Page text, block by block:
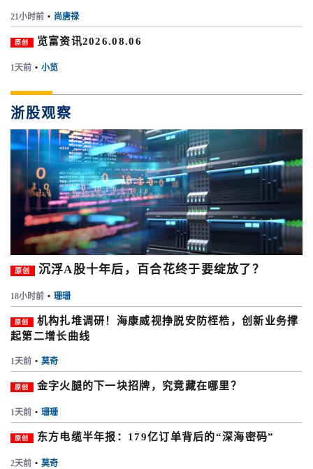
21小时前 • 尚唐禄
原创 览富资讯2026.08.06
1天前 • 小览
浙股观察
原创 沉浮A股十年后，百合花终于要绽放了？
18小时前 • 珊珊
原创
机构扎堆调研！海康威视挣脱安防桎梏，创新业务撑
起第二增长曲线
1天前 • 莫奇
原创 金字火腿的下一块招牌，究竟藏在哪里？
1天前 • 珊珊
原创 东方电缆半年报：179亿订单背后的“深海密码”
2天前 • 莫奇